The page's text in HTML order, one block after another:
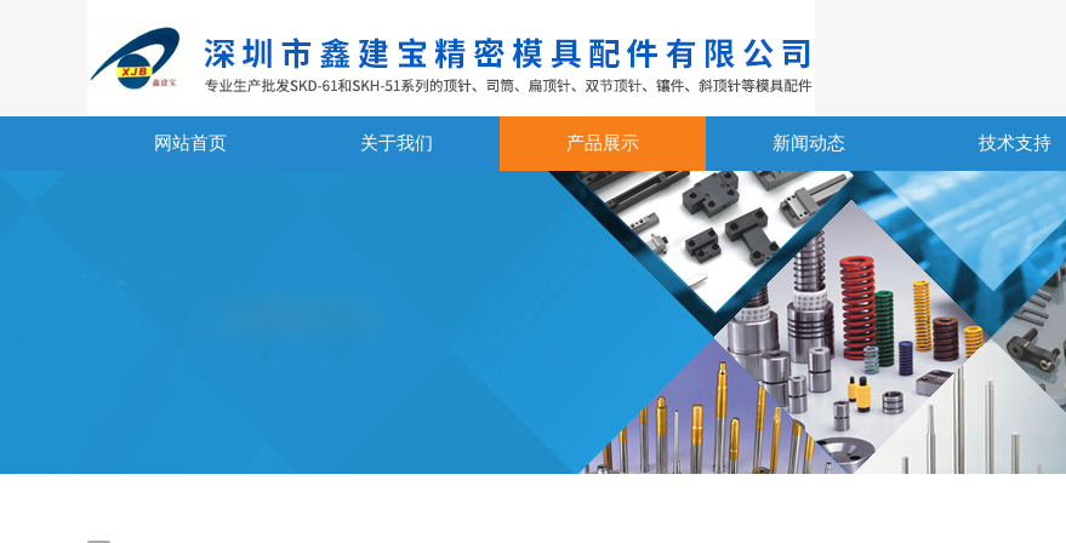
网站首页 关于我们 产品展示 新闻动态 技术支持